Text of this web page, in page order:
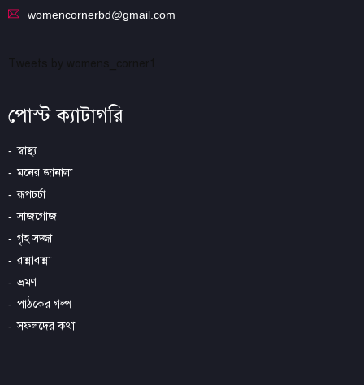
womencornerbd@gmail.com
পোস্ট ক্যাটাগরি
স্বাস্থ্য
মনের জানালা
রূপচর্চা
সাজগোজ
গৃহ সজ্জা
রান্নাবান্না
ভ্রমণ
পাঠকের গল্প
সফলদের কথা